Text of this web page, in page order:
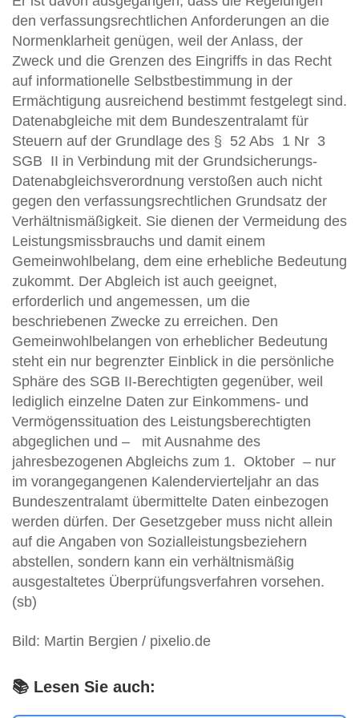
den verfassungsrechtlichen Anforderungen an die
Normenklarheit genügen, weil der Anlass, der
Zweck und die Grenzen des Eingriffs in das Recht
auf informationelle Selbstbestimmung in der
Ermächtigung ausreichend bestimmt festgelegt sind.
Datenabgleiche mit dem Bundeszentralamt für
Steuern auf der Grundlage des § 52 Abs 1 Nr 3
SGB II in Verbindung mit der Grundsicherungs-
Datenabgleichsverordnung verstoßen auch nicht
gegen den verfassungsrechtlichen Grundsatz der
Verhältnismäßigkeit. Sie dienen der Vermeidung des
Leistungsmissbrauchs und damit einem
Gemeinwohlbelang, dem eine erhebliche Bedeutung
zukommt. Der Abgleich ist auch geeignet,
erforderlich und angemessen, um die
beschriebenen Zwecke zu erreichen. Den
Gemeinwohlbelangen von erheblicher Bedeutung
steht ein nur begrenzter Einblick in die persönliche
Sphäre des SGB II-Berechtigten gegenüber, weil
lediglich einzelne Daten zur Einkommens- und
Vermögenssituation des Leistungsberechtigten
abgeglichen und – mit Ausnahme des
jahresbezogenen Abgleichs zum 1. Oktober – nur
im vorangegangenen Kalendervierteljahr an das
Bundeszentralamt übermittelte Daten einbezogen
werden dürfen. Der Gesetzgeber muss nicht allein
auf die Angaben von Sozialleistungsbeziehern
abstellen, sondern kann ein verhältnismäßig
ausgestaltetes Überprüfungsverfahren vorsehen.
(sb)
Bild: Martin Bergien / pixelio.de
📚 Lesen Sie auch: